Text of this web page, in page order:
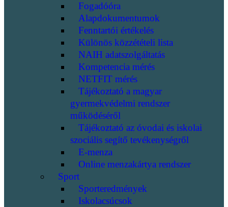
Fogadóóra
Alapdokumentumok
Fenntartói értékelés
Különös közzétételi lista
NAIH adatszolgáltatás
Kompetencia mérés
NETFIT mérés
Tájékoztató a magyar
gyermekvédelmi rendszer
működéséről
Tájékoztató az óvodai és iskolai
szociális segítő tevékenységről
E-menza
Online menzakártya rendszer
Sport
Sporteredmények
Iskolacsúcsok